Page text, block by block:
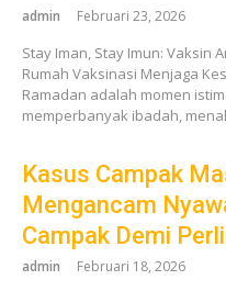
admin Februari 23, 2026
Stay Iman, Stay Imun: Vaksin
Rumah Vaksinasi Menjaga
Ramadan adalah momen
memperbanyak ibadah,
Kasus Campak
Mengancam
Campak Demi
admin Februari 18, 2026